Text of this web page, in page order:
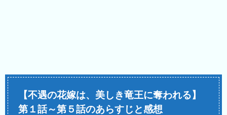
【不遇の花嫁は、美しき竜王に奪われる】
第１話～第５話のあらすじと感想